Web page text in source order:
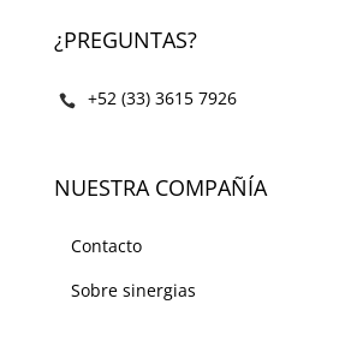
¿PREGUNTAS?
+52 (33) 3615 7926
NUESTRA COMPAÑÍA
Contacto
Sobre sinergias